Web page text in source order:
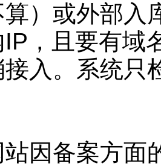
）或外部入
，且要有域
接入。系统只
因备案方面